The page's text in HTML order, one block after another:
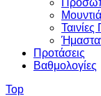
Προτάσεις
Βαθμολογίες
Top